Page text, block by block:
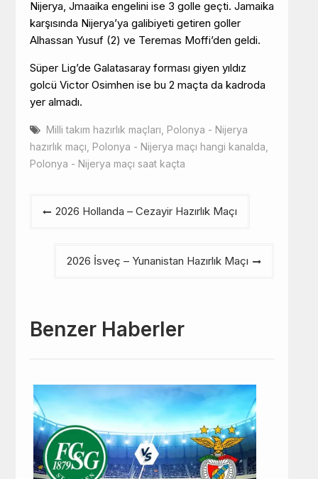
Nijerya, Jmaaika engelini ise 3 golle geçti. Jamaika
karşısında Nijerya’ya galibiyeti getiren goller
Alhassan Yusuf (2) ve Teremas Moffi’den geldi.
Süper Lig’de Galatasaray forması giyen yıldız
golcü Victor Osimhen ise bu 2 maçta da kadroda
yer almadı.
Milli takım hazırlık maçları Polonya - Nijerya
hazırlık maçı Polonya - Nijerya maçı hangi kanalda
Polonya - Nijerya maçı saat kaçta
Yazı2026 Hollanda – Cezayir Hazırlık Maçı
2026 İsveç – Yunanistan Hazırlık Maçı
Benzer Haberler